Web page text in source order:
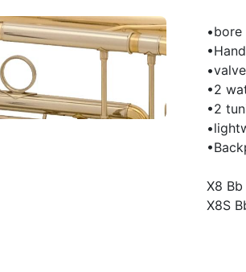
•bore
•2
•2
X8
X8S